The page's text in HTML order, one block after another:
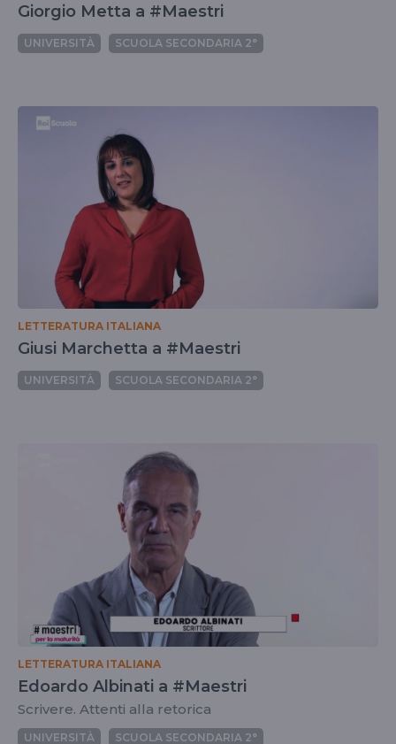
Giorgio Metta a #Maestri
UNIVERSITÀ SCUOLA SECONDARIA 2°
LETTERATURA ITALIANA
Giusi Marchetta a #Maestri
UNIVERSITÀ SCUOLA SECONDARIA 2°
LETTERATURA ITALIANA
Edoardo Albinati a #Maestri
Scrivere. Attenti alla retorica
UNIVERSITÀ SCUOLA SECONDARIA 2°